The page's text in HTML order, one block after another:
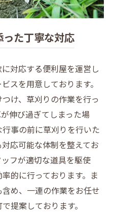
た丁寧な対応
対応する便利屋を運営し
スを用意しております。
け、草刈りの作業を行っ
伸び過ぎてしまった場
事の前に草刈りを行いた
応可能な体制を整えてお
フが適切な道具を駆使
的に行っております。ま
め、一連の作業をお任せ
提案しております。